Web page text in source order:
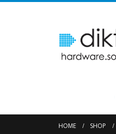
HOME SHOP